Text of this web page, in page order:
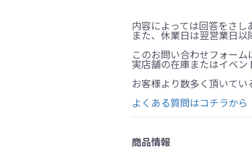
内容によっては回答をさし
また、休業日は翌営業日以
このお問い合わせフォーム
実店舗の在庫またはイベン
お客様より数多く頂いてい
よくある質問はコチラから
商品情報